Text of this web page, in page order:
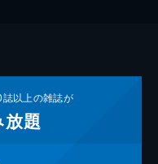
誌以上の雑誌が
題